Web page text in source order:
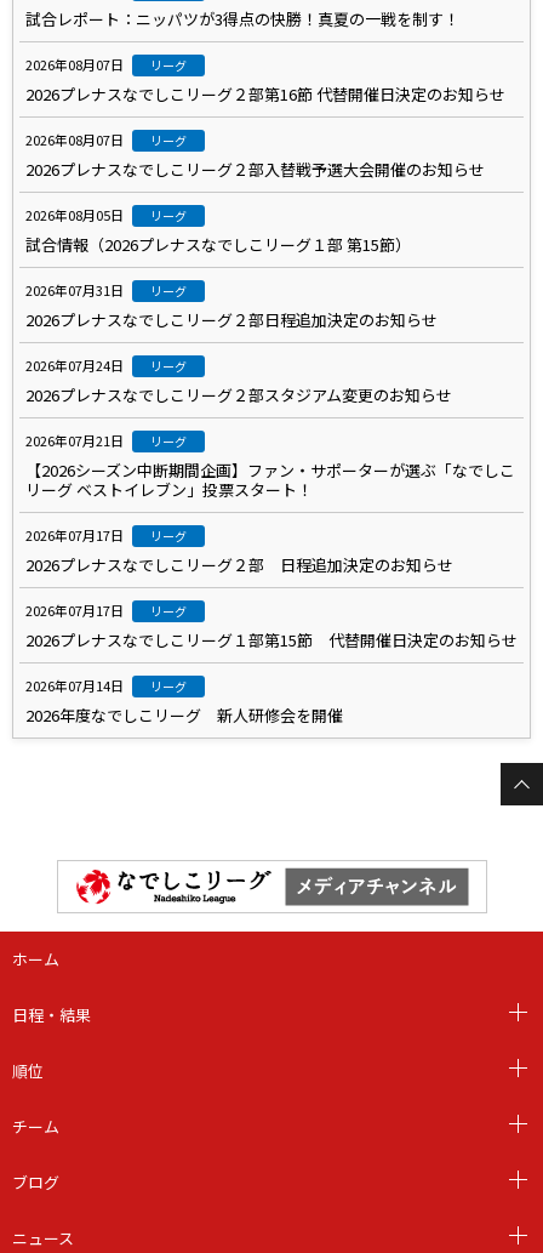
試合レポート：ニッパツが3得点の快勝！真夏の一戦を制す！
2026年08月07日 リーグ
2026プレナスなでしこリーグ２部第16節 代替開催日決定のお知らせ
2026年08月07日 リーグ
2026プレナスなでしこリーグ２部入替戦予選大会開催のお知らせ
2026年08月05日 リーグ
試合情報（2026プレナスなでしこリーグ１部 第15節）
2026年07月31日 リーグ
2026プレナスなでしこリーグ２部日程追加決定のお知らせ
2026年07月24日 リーグ
2026プレナスなでしこリーグ２部スタジアム変更のお知らせ
2026年07月21日 リーグ
【2026シーズン中断期間企画】ファン・サポーターが選ぶ「なでしこ
リーグ ベストイレブン」投票スタート！
2026年07月17日 リーグ
2026プレナスなでしこリーグ２部 日程追加決定のお知らせ
2026年07月17日 リーグ
2026プレナスなでしこリーグ１部第15節 代替開催日決定のお知らせ
2026年07月14日 リーグ
2026年度なでしこリーグ 新人研修会を開催
ホーム
日程・結果
順位
チーム
ブログ
ニュース